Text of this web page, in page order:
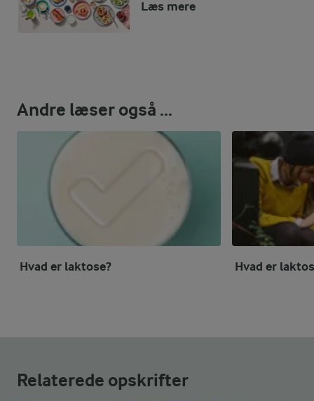
Læs mere
Andre læser også ...
Hvad er laktose? Hvad er
Relaterede opskrifter